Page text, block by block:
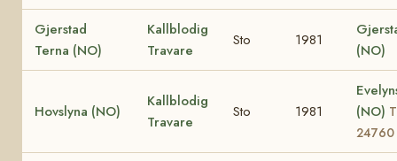
Gjerstad
Terna (NO)
Kallblodig
Travare
Sto 1981
(NO)
Hovslyna (NO)
Kallblodig
Travare
Sto 1981
(NO)
24760